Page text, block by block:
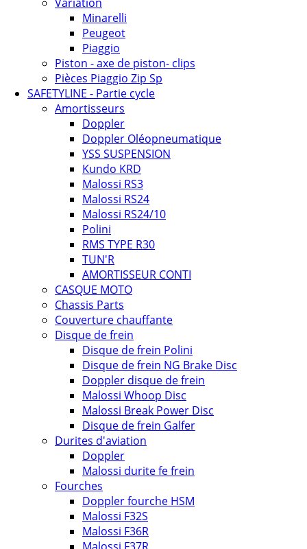
Minarelli
Peugeot
Piaggio
Piston - axe de piston- clips
Pièces Piaggio Zip Sp
SAFETYLINE - Partie cycle
Amortisseurs
Doppler
Doppler Oléopneumatique
YSS SUSPENSION
Kundo KRD
Malossi RS3
Malossi RS24
Malossi RS24/10
Polini
RMS TYPE R30
TUN'R
AMORTISSEUR CONTI
CASQUE MOTO
Chassis Parts
Couverture chauffante
Disque de frein
Disque de frein Polini
Disque de frein NG Brake Disc
Doppler disque de frein
Malossi Whoop Disc
Malossi Break Power Disc
Disque de frein Galfer
Durites d'aviation
Doppler
Malossi durite fe frein
Fourches
Doppler fourche HSM
Malossi F32S
Malossi F36R